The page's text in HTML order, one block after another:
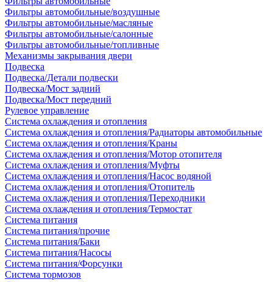
Фильтры автомобильные/воздушные
Фильтры автомобильные/масляные
Фильтры автомобильные/салонные
Фильтры автомобильные/топливные
Механизмы закрывания двери
Подвеска
Подвеска/Детали подвески
Подвеска/Мост задний
Подвеска/Мост передний
Рулевое управление
Система охлаждения и отопления
Система охлаждения и отопления/Радиаторы автомобильные
Система охлаждения и отопления/Краны
Система охлаждения и отопления/Мотор отопителя
Система охлаждения и отопления/Муфты
Система охлаждения и отопления/Насос водяной
Система охлаждения и отопления/Отопитель
Система охлаждения и отопления/Переходники
Система охлаждения и отопления/Термостат
Система питания
Система питания/прочие
Система питания/Баки
Система питания/Насосы
Система питания/Форсунки
Система тормозов